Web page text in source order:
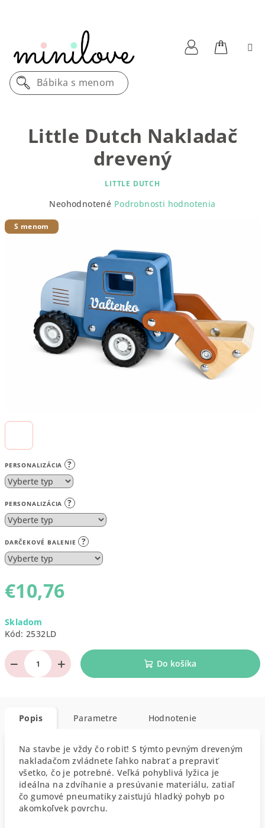
Bábika s menom
PERSONALIZÁCIA ?
PERSONALIZÁCIA ?
DARČEKOVÉ BALENIE ?
€10,76
cena:
Skladom
Kód: 2532LD
+
− Do košíka
Little Dutch Nakladač
drevený
LITTLE DUTCH
produktu
hviezdičiek.
Neohodnotené Podrobnosti hodnotenia
S menom
Popis Parametre Hodnotenie
Na stavbe je vždy čo robiť! S týmto pevným dreveným
nakladačom zvládnete ľahko nabrať a prepraviť
všetko, čo je potrebné. Veľká pohyblivá lyžica je
ideálna na zdvíhanie a presúvanie materiálu, zatiaľ
čo gumové pneumatiky zaisťujú hladký pohyb po
akomkoľvek povrchu.